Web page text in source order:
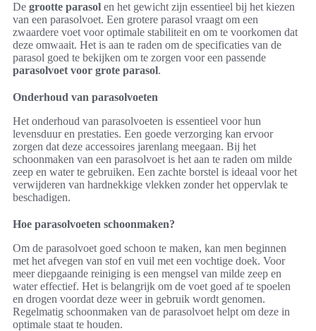
De grootte parasol en het gewicht zijn essentieel bij het kiezen
van een parasolvoet. Een grotere parasol vraagt om een
zwaardere voet voor optimale stabiliteit en om te voorkomen dat
deze omwaait. Het is aan te raden om de specificaties van de
parasol goed te bekijken om te zorgen voor een passende
parasolvoet voor grote parasol.
Onderhoud van parasolvoeten
Het onderhoud van parasolvoeten is essentieel voor hun
levensduur en prestaties. Een goede verzorging kan ervoor
zorgen dat deze accessoires jarenlang meegaan. Bij het
schoonmaken van een parasolvoet is het aan te raden om milde
zeep en water te gebruiken. Een zachte borstel is ideaal voor het
verwijderen van hardnekkige vlekken zonder het oppervlak te
beschadigen.
Hoe parasolvoeten schoonmaken?
Om de parasolvoet goed schoon te maken, kan men beginnen
met het afvegen van stof en vuil met een vochtige doek. Voor
meer diepgaande reiniging is een mengsel van milde zeep en
water effectief. Het is belangrijk om de voet goed af te spoelen
en drogen voordat deze weer in gebruik wordt genomen.
Regelmatig schoonmaken van de parasolvoet helpt om deze in
optimale staat te houden.